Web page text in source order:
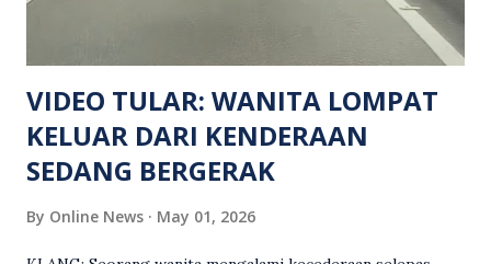
siasatan lanjut. Kes disiasat mengikut Seksyen 302 Kanun
Keseksaan kerana membunuh. Orang ramai yang mempunyai
maklumat diminta t...
VIDEO TULAR: WANITA LOMPAT
KELUAR DARI KENDERAAN
SEDANG BERGERAK
By Online News May 01, 2026